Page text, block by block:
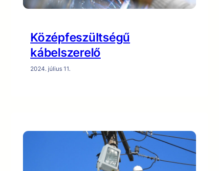
Középfeszültségű
kábelszerelő
2024. július 11.